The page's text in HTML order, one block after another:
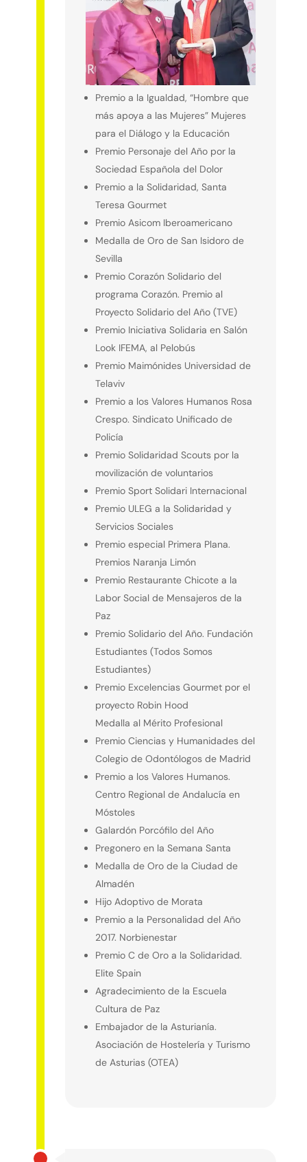
Premio a la Igualdad, “Hombre que
más apoya a las Mujeres” Mujeres
para el Diálogo y la Educación
Premio Personaje del Año por la
Sociedad Española del Dolor
Premio a la Solidaridad, Santa
Teresa Gourmet
Premio Asicom Iberoamericano
Medalla de Oro de San Isidoro de
Sevilla
Premio Corazón Solidario del
programa Corazón. Premio al
Proyecto Solidario del Año (TVE)
Premio Iniciativa Solidaria en Salón
Look IFEMA, al Pelobús
Premio Maimónides Universidad de
Telaviv
Premio a los Valores Humanos Rosa
Crespo. Sindicato Unificado de
Policía
Premio Solidaridad Scouts por la
movilización de voluntarios
Premio Sport Solidari Internacional
Premio ULEG a la Solidaridad y
Servicios Sociales
Premio especial Primera Plana.
Premios Naranja Limón
Premio Restaurante Chicote a la
Labor Social de Mensajeros de la
Paz
Premio Solidario del Año. Fundación
Estudiantes (Todos Somos
Estudiantes)
Premio Excelencias Gourmet por el
proyecto Robin Hood
Medalla al Mérito Profesional
Premio Ciencias y Humanidades del
Colegio de Odontólogos de Madrid
Premio a los Valores Humanos.
Centro Regional de Andalucía en
Móstoles
Galardón Porcófilo del Año
Pregonero en la Semana Santa
Medalla de Oro de la Ciudad de
Almadén
Hijo Adoptivo de Morata
Premio a la Personalidad del Año
2017. Norbienestar
Premio C de Oro a la Solidaridad.
Elite Spain
Agradecimiento de la Escuela
Cultura de Paz
Embajador de la Asturianía.
Asociación de Hostelería y Turismo
de Asturias (OTEA)